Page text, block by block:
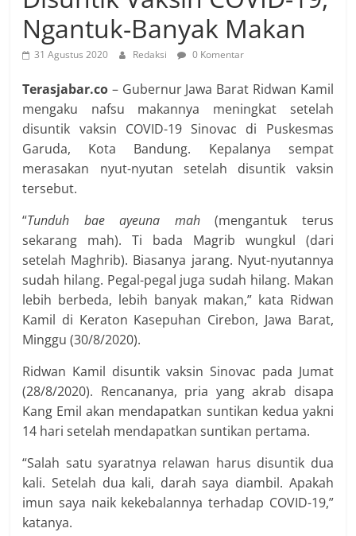
Ngantuk-Banyak Makan
31 Agustus 2020 Redaksi 0 Komentar
Terasjabar.co – Gubernur Jawa Barat Ridwan Kamil
mengaku nafsu makannya meningkat setelah
disuntik vaksin COVID-19 Sinovac di Puskesmas
Garuda, Kota Bandung. Kepalanya sempat
merasakan nyut-nyutan setelah disuntik vaksin
tersebut.
“Tunduh bae ayeuna mah(mengantuk terus
sekarang mah). Ti bada Magrib wungkul (dari
setelah Maghrib). Biasanya jarang. Nyut-nyutannya
sudah hilang. Pegal-pegal juga sudah hilang. Makan
lebih berbeda, lebih banyak makan,” kata Ridwan
Kamil di Keraton Kasepuhan Cirebon, Jawa Barat,
Minggu (30/8/2020).
Ridwan Kamil disuntik vaksin Sinovac pada Jumat
(28/8/2020). Rencananya, pria yang akrab disapa
Kang Emil akan mendapatkan suntikan kedua yakni
14 hari setelah mendapatkan suntikan pertama.
“Salah satu syaratnya relawan harus disuntik dua
kali. Setelah dua kali, darah saya diambil. Apakah
imun saya naik kekebalannya terhadap COVID-19,”
katanya.